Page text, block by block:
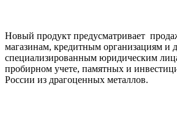
Новый продукт предусматривает
магазинам, кредитным организациям и
специализированным юридическим
пробирном учете, памятных и
России из драгоценных металлов.